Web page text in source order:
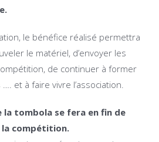
le bénéfice réalisé permettra
le matériel, d’envoyer les
de continuer à former
et à faire vivre l’association.
tombola se fera en fin de
la compétition.